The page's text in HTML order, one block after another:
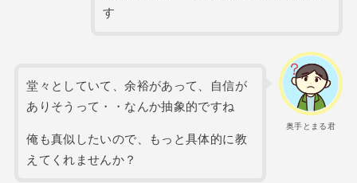
す
奥手とまる君
堂々としていて、余裕があって、自信が
ありそうって・・なんか抽象的ですね
俺も真似したいので、もっと具体的に教
えてくれませんか？